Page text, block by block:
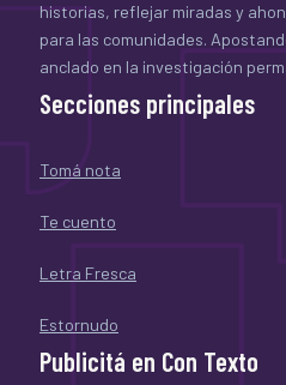
historias, reflejar miradas y
para las comunidades.
anclado en la investigación
Secciones principales
Tomá nota
Te cuento
Letra Fresca
Estornudo
Publicitá en Con Texto